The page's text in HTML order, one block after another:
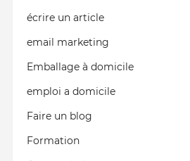
écrire un article
email marketing
Emballage à domicile
emploi a domicile
Faire un blog
Formation